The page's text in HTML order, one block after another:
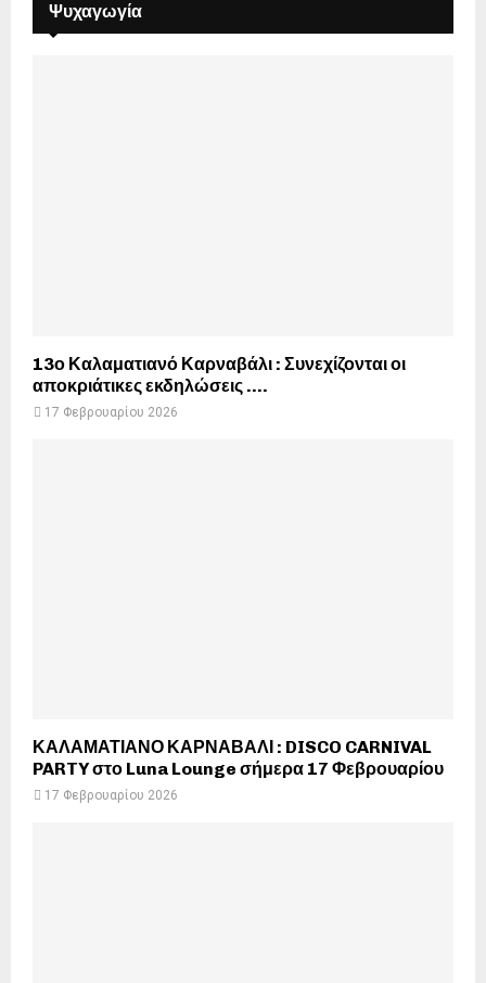
Ψυχαγωγία
13ο Καλαματιανό Καρναβάλι : Συνεχίζονται οι
αποκριάτικες εκδηλώσεις ….
17 Φεβρουαρίου 2026
ΚΑΛΑΜΑΤΙΑΝΟ ΚΑΡΝΑΒΑΛΙ : DISCO CARNIVAL
PARTY στο Luna Lounge σήμερα 17 Φεβρουαρίου
17 Φεβρουαρίου 2026